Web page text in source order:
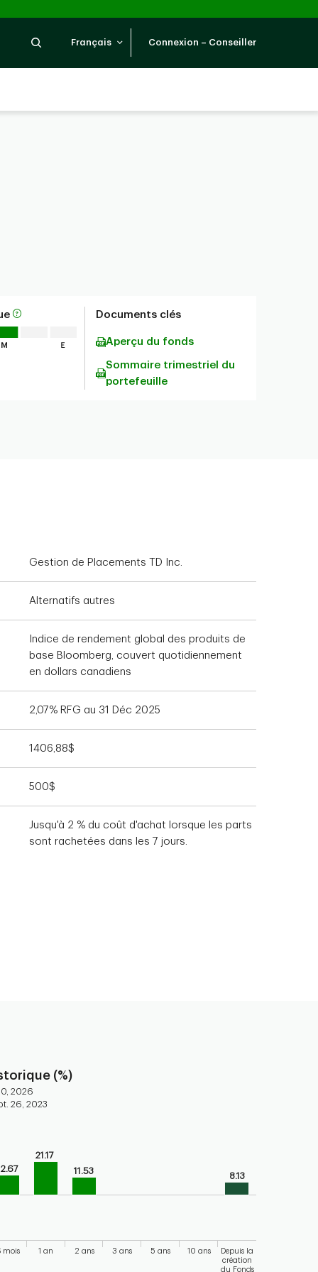
Recherche
Français Connexion – Conseiller
Documents clés
Aperçu du fonds
Sommaire trimestriel du
portefeuille
Gestion de Placements TD Inc.
Alternatifs autres
Indice de rendement global des produits de
base Bloomberg, couvert quotidiennement
en dollars canadiens
2,07% RFG au 31 Déc 2025
1406,88$
500$
Jusqu'à 2 % du coût d'achat lorsque les parts
sont rachetées dans les 7 jours.
(%)
2026
26, 2023
performance of the fund
displaying categories.
displaying values. Range: -20 to 40.
21.17
11.53
8.13
mois 1 an 2 ans 3 ans 5 ans 10 ans
Depuis la
création
du Fonds